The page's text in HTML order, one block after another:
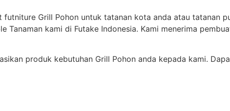
Grill Pohon untuk tatanan kota anda atau tatanan
Tanaman kami di Futake Indonesia. Kami menerima
produk kebutuhan Grill Pohon anda kepada kami.